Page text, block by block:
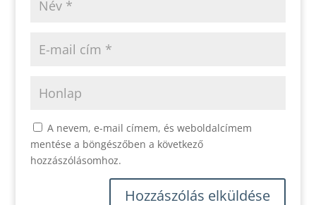
A nevem, e-mail címem, és weboldalcímem
mentése a böngészőben a következő
hozzászólásomhoz.